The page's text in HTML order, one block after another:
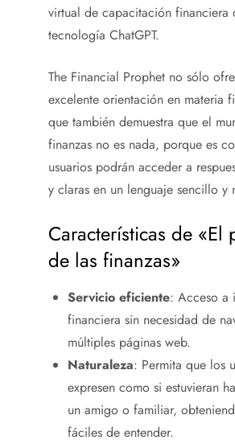
virtual de capacitación financiera
tecnología ChatGPT.
The Financial Prophet no sólo
excelente orientación en materia
que también demuestra que el
finanzas no es nada, porque es
usuarios podrán acceder a
y claras en un lenguaje sencillo y
Características de «El
de las finanzas»
Servicio eficiente: Acceso a
financiera sin necesidad de
múltiples páginas web.
Naturaleza: Permita que los
expresen como si estuvieran
un amigo o familiar,
fáciles de entender.